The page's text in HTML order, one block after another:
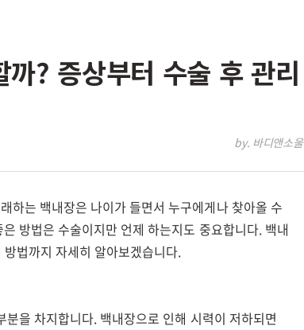
? 증상부터 수술 후 관리
by. 바디앤소울
하는 백내장은 나이가 들면서 누구에게나 찾아올 수
방법은 수술이지만 언제 하는지도 중요합니다. 백내
법까지 자세히 알아보겠습니다.
을 차지합니다. 백내장으로 인해 시력이 저하되면